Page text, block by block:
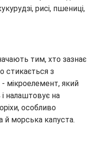
рисі, пшениці,
тим, хто зазнає
стикається з
мікроелемент, який
налаштовує на
особливо
й морська капуста.